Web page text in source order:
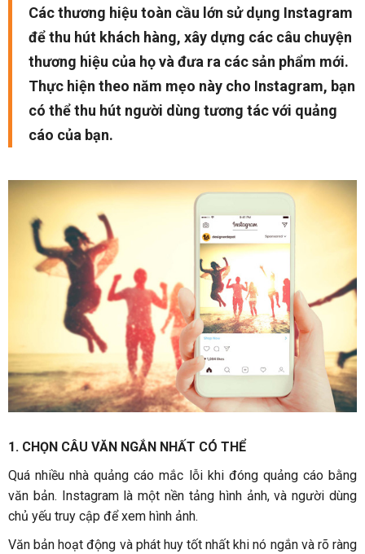
Các thương hiệu toàn cầu lớn sử dụng Instagram
để thu hút khách hàng, xây dựng các câu chuyện
thương hiệu của họ và đưa ra các sản phẩm mới.
Thực hiện theo năm mẹo này cho Instagram, bạn
có thể thu hút người dùng tương tác với quảng
cáo của bạn.
1. CHỌN CÂU VĂN NGẮN NHẤT CÓ THỂ
Quá nhiều nhà quảng cáo mắc lỗi khi đóng quảng cáo bằng
văn bản. Instagram là một nền tảng hình ảnh, và người dùng
chủ yếu truy cập để xem hình ảnh.
Văn bản hoạt động và phát huy tốt nhất khi nó ngắn và rõ ràng